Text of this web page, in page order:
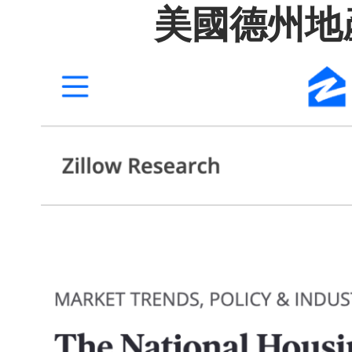
美國德州地